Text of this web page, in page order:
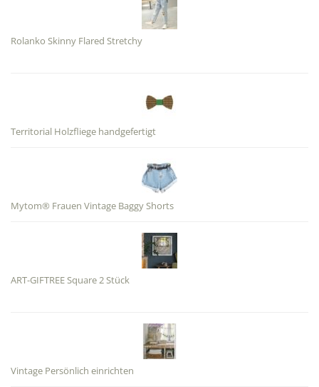
Rolanko Skinny Flared Stretchy
Territorial Holzfliege handgefertigt
Mytom® Frauen Vintage Baggy Shorts
ART-GIFTREE Square 2 Stück
Vintage Persönlich einrichten